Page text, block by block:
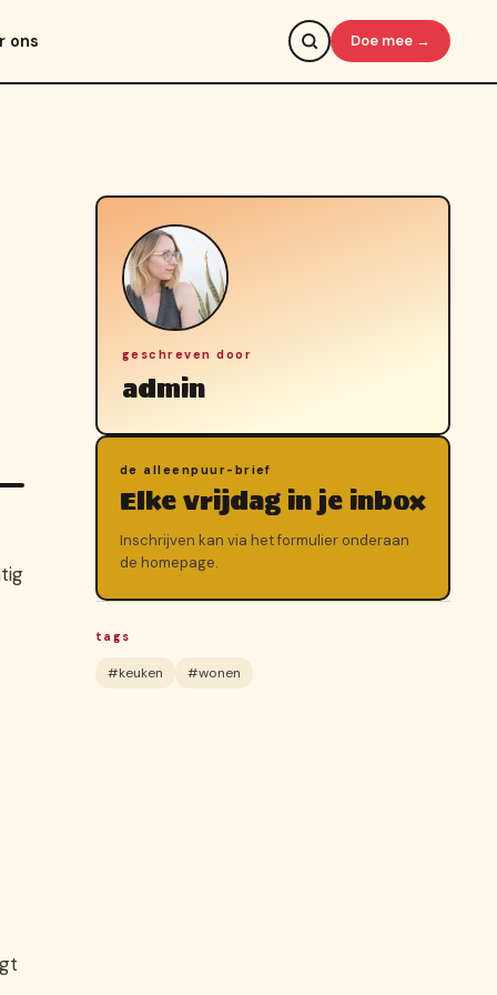
ons Doe mee →
geschreven door
admin
de alleenpuur-brief
Elke vrijdag in je inbox
Inschrijven kan via het formulier onderaan
de homepage.
tags
#keuken #wonen